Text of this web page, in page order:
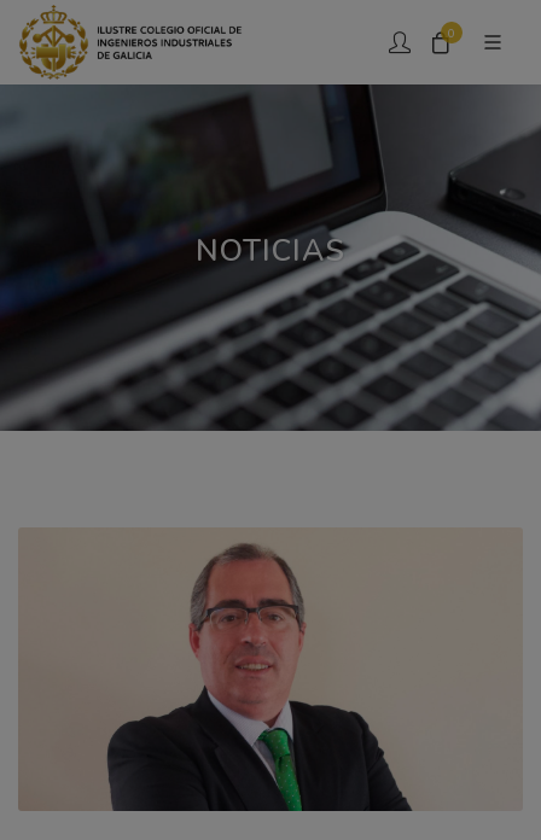
0
NOTICIAS